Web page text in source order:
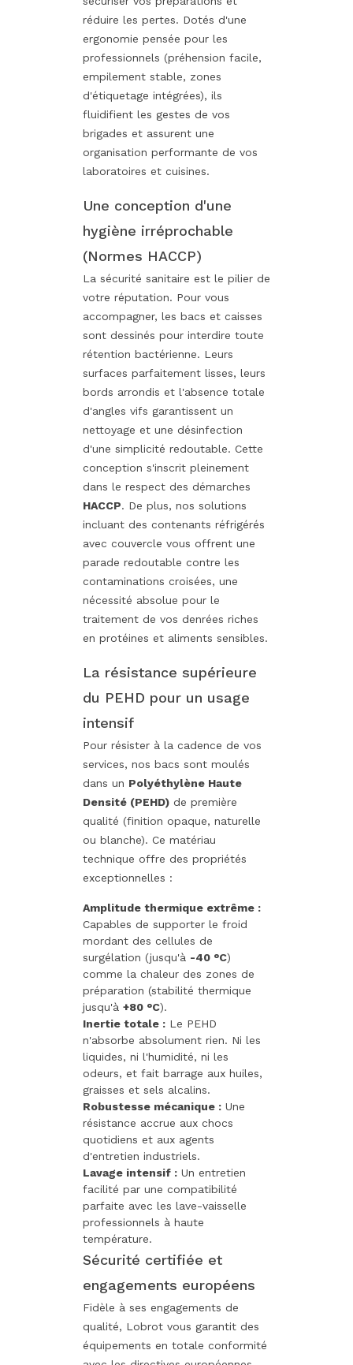
réduire les pertes. Dotés d'une
ergonomie pensée pour les
professionnels (préhension facile,
empilement stable, zones
d'étiquetage intégrées), ils
fluidifient les gestes de vos
brigades et assurent une
organisation performante de vos
laboratoires et cuisines.
Une conception d'une
hygiène irréprochable
(Normes HACCP)
La sécurité sanitaire est le pilier de
votre réputation. Pour vous
accompagner, les bacs et caisses
sont dessinés pour interdire toute
rétention bactérienne. Leurs
surfaces parfaitement lisses, leurs
bords arrondis et l'absence totale
d'angles vifs garantissent un
nettoyage et une désinfection
d'une simplicité redoutable. Cette
conception s'inscrit pleinement
dans le respect des démarches
HACCP. De plus, nos solutions
incluant des contenants réfrigérés
avec couvercle vous offrent une
parade redoutable contre les
contaminations croisées, une
nécessité absolue pour le
traitement de vos denrées riches
en protéines et aliments sensibles.
La résistance supérieure
du PEHD pour un usage
intensif
Pour résister à la cadence de vos
services, nos bacs sont moulés
dans un Polyéthylène Haute
Densité (PEHD) de première
qualité (finition opaque, naturelle
ou blanche). Ce matériau
technique offre des propriétés
exceptionnelles :
Amplitude thermique extrême :
Capables de supporter le froid
mordant des cellules de
surgélation (jusqu'à -40 °C)
comme la chaleur des zones de
préparation (stabilité thermique
jusqu'à +80 °C).
Inertie totale : Le PEHD
n'absorbe absolument rien. Ni les
liquides, ni l'humidité, ni les
odeurs, et fait barrage aux huiles,
graisses et sels alcalins.
Robustesse mécanique : Une
résistance accrue aux chocs
quotidiens et aux agents
d'entretien industriels.
Lavage intensif : Un entretien
facilité par une compatibilité
parfaite avec les lave-vaisselle
professionnels à haute
température.
Sécurité certifiée et
engagements européens
Fidèle à ses engagements de
qualité, Lobrot vous garantit des
équipements en totale conformité